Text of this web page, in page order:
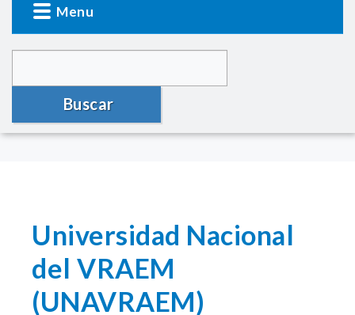
Menu
Buscar
Universidad Nacional
del VRAEM
(UNAVRAEM)